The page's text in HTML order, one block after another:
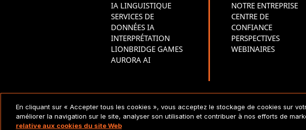
IA LINGUISTIQUE
SERVICES DE
DONNÉES IA
INTERPRÉTATION
LIONBRIDGE GAMES
AURORA AI
NOTRE ENTREPRISE
CENTRE DE
CONFIANCE
PERSPECTIVES
WEBINAIRES
MENTIONS LÉGALES ET
POLITIQUES
Copyright 2026
En cliquant sur « Accepter tous les cookies », vous acceptez le stockage de cookies sur
améliorer la navigation sur le site, analyser son utilisation et contribuer à nos efforts de
relative aux cookies du site Web